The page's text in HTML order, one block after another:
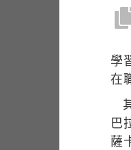
學
在
巴
薩